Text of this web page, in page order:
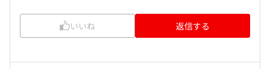
いいね 返信する